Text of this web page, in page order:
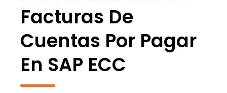
Facturas De
Cuentas Por Pagar
En SAP ECC